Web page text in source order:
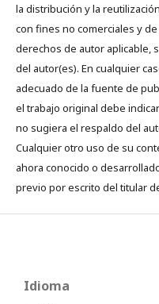
la distribución y la
con fines no comerciales y
derechos de autor aplicable,
del autor(es). En cualquier
adecuado de la fuente de
el trabajo original debe
no sugiera el respaldo del
Cualquier otro uso de su
ahora conocido o
previo por escrito del titular
Idioma